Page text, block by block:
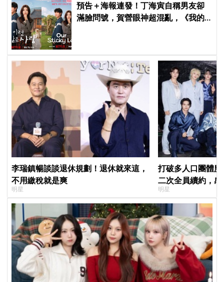
預告＋海報連發！丁海寅自稱男友卻
滿臉問號，賀營眼神超混亂，《我的
李瑞鎮暢談談退休規劃！退休就來這，
不用繳稅就是爽
明星
打破多人口團體魔
二次全員續約，
「TEAM SVT」
明星